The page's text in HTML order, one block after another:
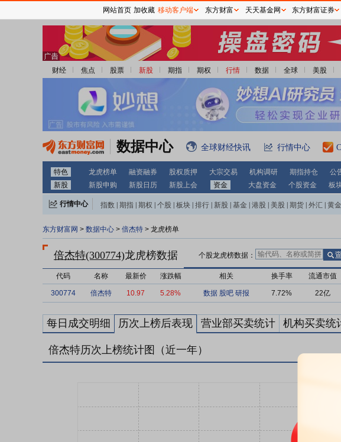
财经 焦点 股票 新股 期指 期权 行情 数据 全球 美股
数据中心 全球财经快讯 行情中心
特色 龙虎榜单 融资融券 股权质押 大宗交易 机构调研 期指持仓 公
新股
新股申购 新股日历 新股上会 资金 大盘资金 个股资金 板
行情中心 指数 期指 期权 个股 板块 排行 新股 基金 港股 美股 期货 外汇 黄金
东方财富网 > 数据中心 > 倍杰特 > 龙虎榜单
倍杰特(300774)龙虎榜数据 个股龙虎榜数据：
代码 名称 最新价 涨跌幅 相关 换手率 流通市值
300774 倍杰特 10.97 5.28% 数据 股吧 研报 7.72% 22亿
每日成交明细 历次上榜后表现 营业部买卖统计 机构买卖统
倍杰特历次上榜统计图（近一年）
网站首页 加收藏 移动客户端 东方财富 天天基金网 东方财富证券